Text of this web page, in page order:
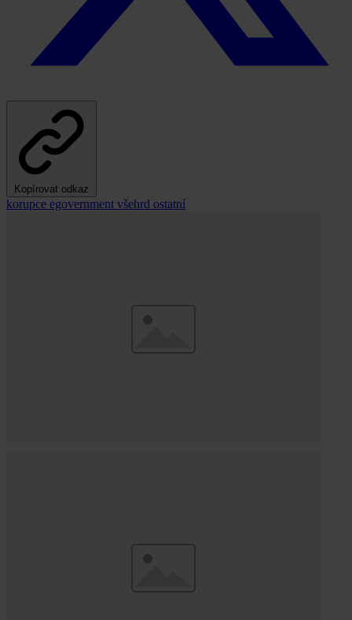
Kopírovat odkaz
korupce egovernment všehrd ostatní